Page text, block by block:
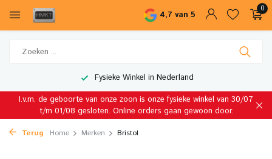
4,7 van 5
0
Fysieke Winkel in Nederland
I.v.m. de geboorte van onze zoon is onze fysieke winkel van 30/07
t/m 01/08 gesloten. Online orders gaan gewoon door.
Terug Home Merken Bristol